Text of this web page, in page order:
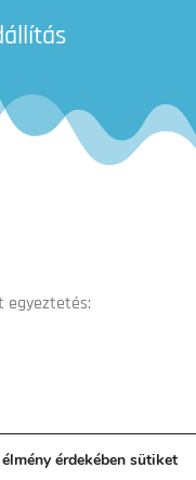
egyeztetés:
érdekében sütiket